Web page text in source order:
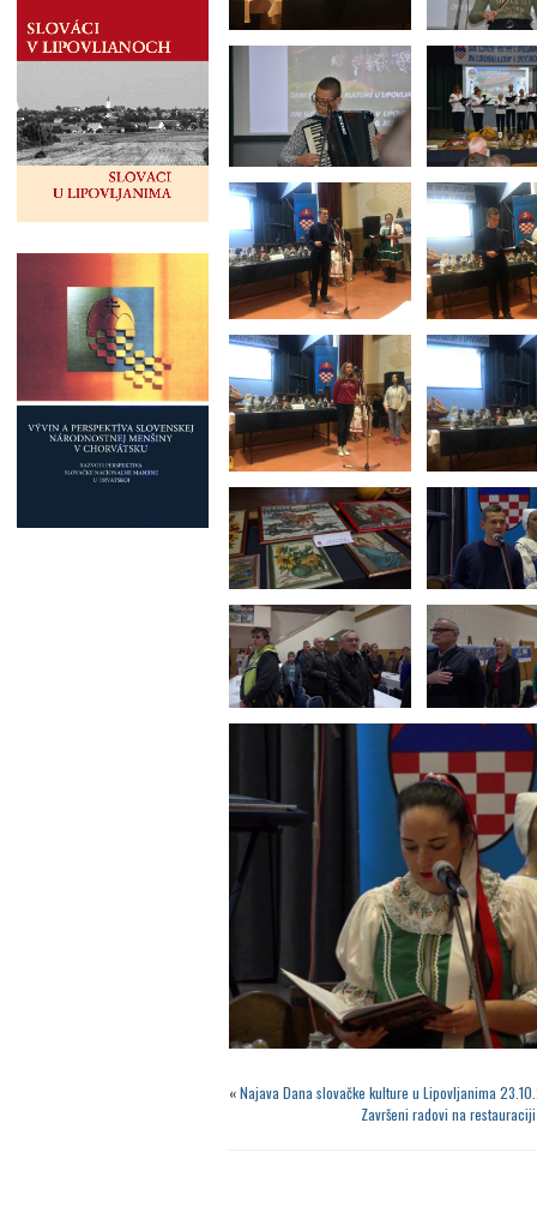
«Najava Dana slovačke kulture u Lipovljanima
Završeni radovi na